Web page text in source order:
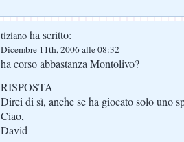
tiziano ha scritto:
Dicembre 11th, 2006 alle 08:32
ha corso abbastanza Montolivo?
RISPOSTA
Direi di sì, anche se ha giocato solo uno
Ciao,
David